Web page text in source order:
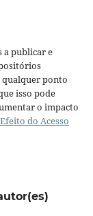
a publicar e
qualquer ponto
isso pode
o impacto
do Acesso